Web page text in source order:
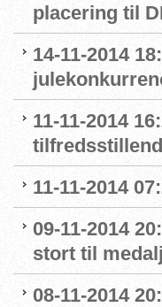
placering til
14-11-2014
11-11-2014
11-11-2014
09-11-2014
stort til
08-11-2014